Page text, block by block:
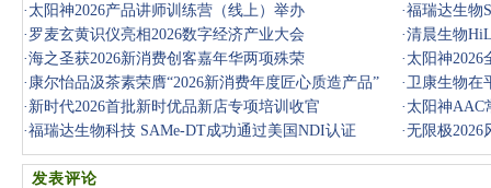
议召开
· 太阳神2026产品讲师训练营（线上）举办 ·福瑞达生物
· 罗麦玄黄识仪亮相2026数字经济产业大会 ·清晨生物
·海之圣获2026新消费创客嘉年华两项殊荣 · 太阳神2026
· 康尔怡品汲茶素荣膺“2026新消费年度匠心质造产品” ·卫康生物在
· 新时代2026首批新时优品新店专项培训收官 · 太阳神AAC
·福瑞达生物科技 SAMe-DT成功通过美国NDI认证 ·无限极2026
发表评论